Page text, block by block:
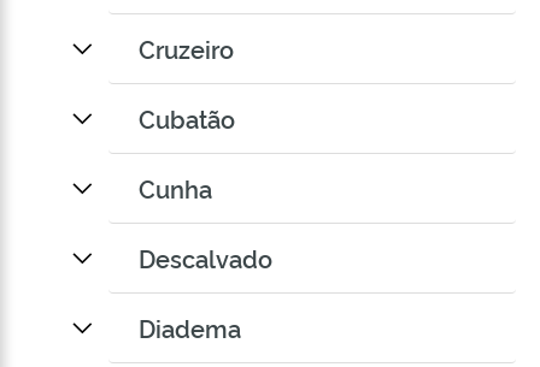
Cruzeiro
Cubatão
Cunha
Descalvado
Diadema